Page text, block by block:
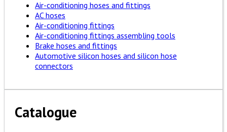
Air-conditioning hoses and fittings
AC hoses
Air-conditioning fittings
Air-conditioning fittings assembling tools
Brake hoses and fittings
Automotive silicon hoses and silicon hose
connectors
Catalogue